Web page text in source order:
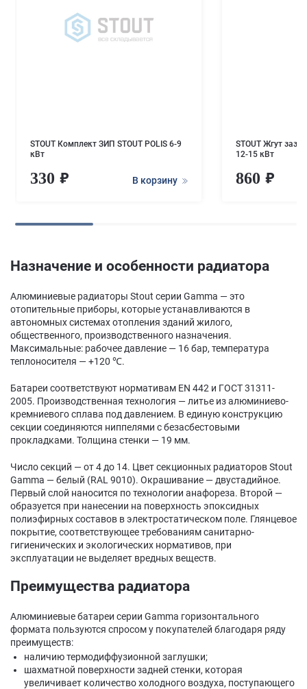
STOUT Комплект ЗИП STOUT POLIS 6-9
кВт
330 В корзину
STOUT Жгут
12-15 кВт
860
Назначение и особенности радиатора
Алюминиевые радиаторы Stout серии Gamma — это
отопительные приборы, которые устанавливаются в
автономных системах отопления зданий жилого,
общественного, производственного назначения.
Максимальные: рабочее давление — 16 бар, температура
теплоносителя — +120 ℃.
Батареи соответствуют нормативам EN 442 и ГОСТ 31311-
2005. Производственная технология — литье из алюминиево-
кремниевого сплава под давлением. В единую конструкцию
секции соединяются ниппелями с безасбестовыми
прокладками. Толщина стенки — 19 мм.
Число секций — от 4 до 14. Цвет секционных радиаторов Stout
Gamma — белый (RAL 9010). Окрашивание — двустадийное.
Первый слой наносится по технологии анафореза. Второй —
образуется при нанесении на поверхность эпоксидных
полиэфирных составов в электростатическом поле. Глянцевое
покрытие, соответствующее требованиям санитарно-
гигиенических и экологических нормативов, при
эксплуатации не выделяет вредных веществ.
Преимущества радиатора
Алюминиевые батареи серии Gamma горизонтального
формата пользуются спросом у покупателей благодаря ряду
преимуществ:
наличию термодиффузионной заглушки;
шахматной поверхности задней стенки, которая
увеличивает количество холодного воздуха, поступающего